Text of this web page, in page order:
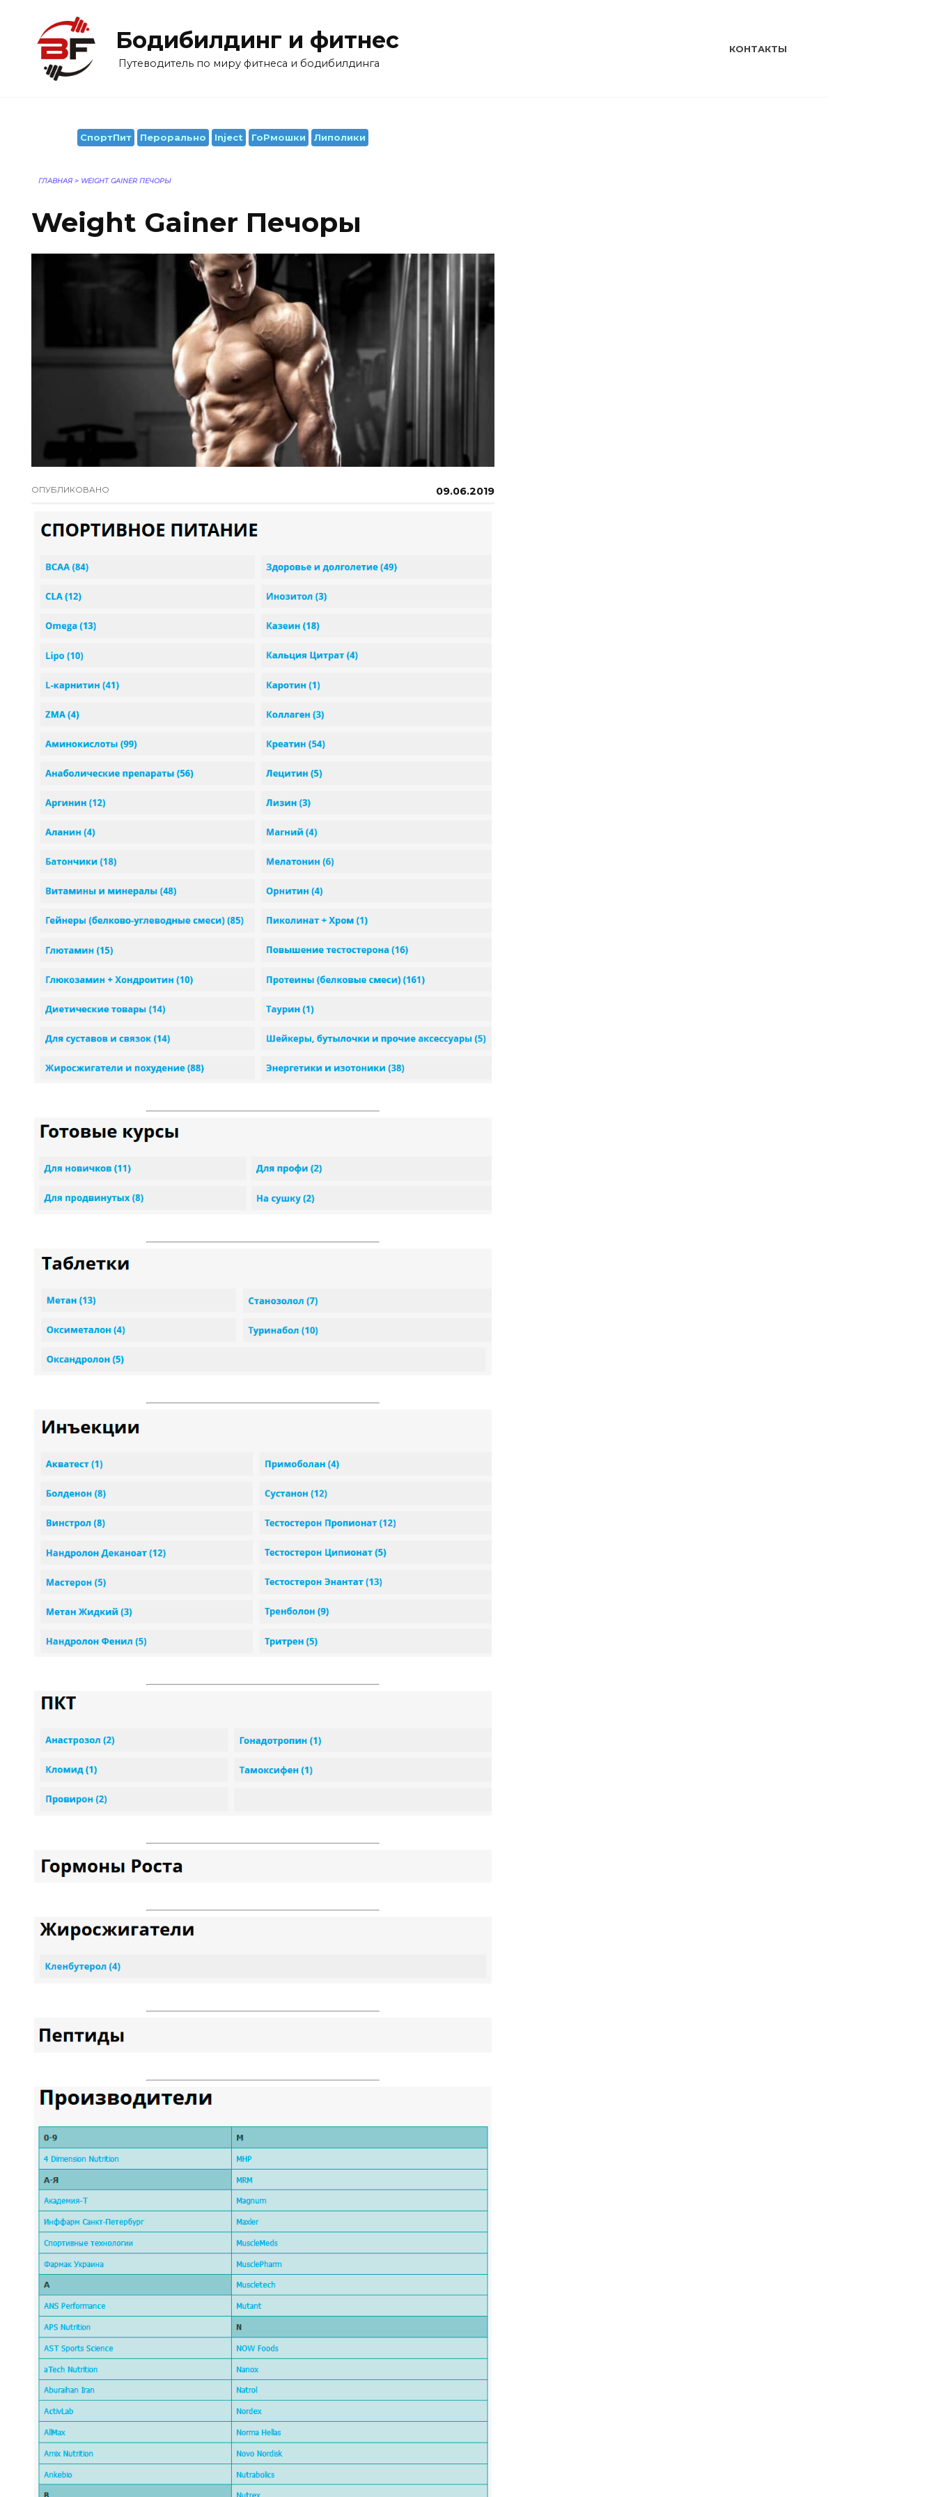
содержанию
Бодибилдинг и фитнес
Путеводитель по миру фитнеса и бодибилдинга
КОНТАКТЫ
СпортПит Перорально Inject ГоРмошки Липолики
ГЛАВНАЯ > WEIGHT GAINER ПЕЧОРЫ
Weight Gainer Печоры
ОПУБЛИКОВАНО 09.06.2019